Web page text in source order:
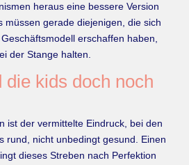
heraus eine bessere Version
müssen gerade diejenigen, die sich
erschaffen haben,
der Stange halten.
die kids doch noch
ist der vermittelte Eindruck, bei den
rund, nicht unbedingt gesund. Einen
dieses Streben nach Per­fektion